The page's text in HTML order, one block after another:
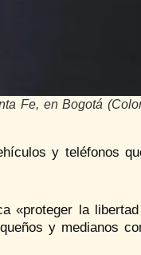
Fe, en Bogotá
y teléfonos
«proteger la
y medianos